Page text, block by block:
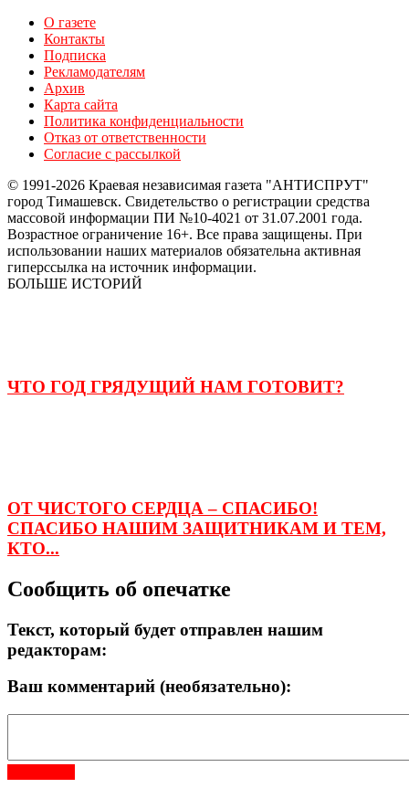
О газете
Контакты
Подписка
Рекламодателям
Архив
Карта сайта
Политика конфиденциальности
Отказ от ответственности
Согласие с рассылкой
© 1991-2026 Краевая независимая газета "АНТИСПРУТ"
город Тимашевск. Свидетельство о регистрации средства
массовой информации ПИ №10-4021 от 31.07.2001 года.
Возрастное ограничение 16+. Все права защищены. При
использовании наших материалов обязательна активная
гиперссылка на источник информации.
БОЛЬШЕ ИСТОРИЙ
ЧТО ГОД ГРЯДУЩИЙ НАМ ГОТОВИТ?
ОТ ЧИСТОГО СЕРДЦА – СПАСИБО!
СПАСИБО НАШИМ ЗАЩИТНИКАМ И ТЕМ,
КТО...
Сообщить об опечатке
Текст, который будет отправлен нашим
редакторам:
Ваш комментарий (необязательно):